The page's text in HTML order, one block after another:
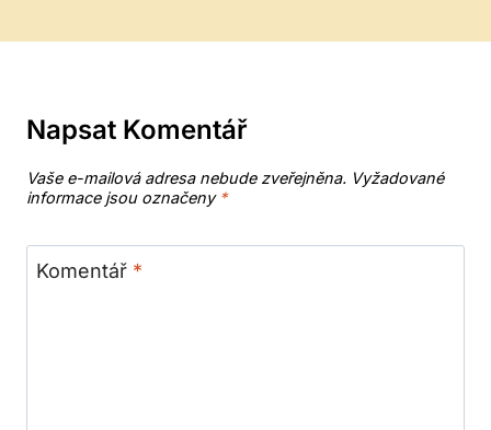
Napsat Komentář
Vaše e-mailová adresa nebude zveřejněna. Vyžadované
informace jsou označeny *
Komentář *